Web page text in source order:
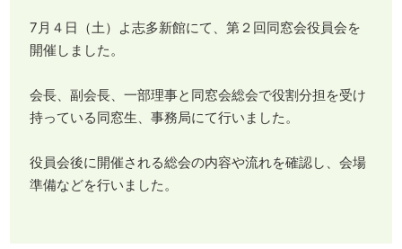
7月４日（土）よ志多新館にて、第２回同窓会役員会を
開催しました。
会長、副会長、一部理事と同窓会総会で役割分担を受け
持っている同窓生、事務局にて行いました。
役員会後に開催される総会の内容や流れを確認し、会場
準備などを行いました。